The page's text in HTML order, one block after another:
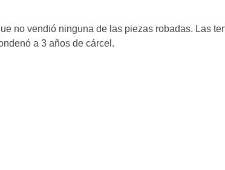
no vendió ninguna de las piezas robadas. Las
a 3 años de cárcel.